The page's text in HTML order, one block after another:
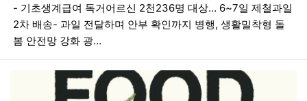
- 기초생계급여 독거어르신 2천236명 대상… 6~7일 제철과일
2차 배송- 과일 전달하며 안부 확인까지 병행, 생활밀착형 돌
봄 안전망 강화 광…